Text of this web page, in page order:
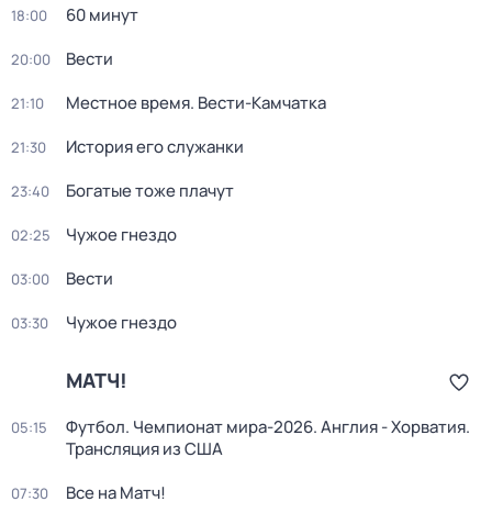
18:00 60 минут
20:00 Вести
21:10 Местное время. Вести-Камчатка
21:30 История его служанки
23:40 Богатые тоже плачут
02:25 Чужое гнездо
03:00 Вести
03:30 Чужое гнездо
МАТЧ!
05:15
Футбол. Чемпионат мира-2026. Англия - Хорватия.
Трансляция из США
07:30 Все на Матч!